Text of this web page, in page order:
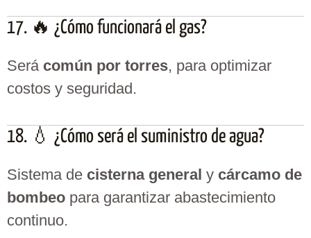
17. 🔥 ¿Cómo funcionará el gas?
Será común por torres, para optimizar
costos y seguridad.
18. 💧 ¿Cómo será el suministro de agua?
Sistema de cisterna general y cárcamo de
bombeo para garantizar abastecimiento
continuo.